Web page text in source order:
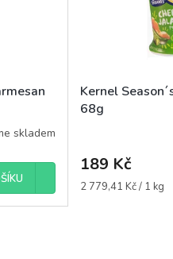
skladem
Kernel
68g
189 Kč
Měrná
2 779,41 Kč / 1 kg